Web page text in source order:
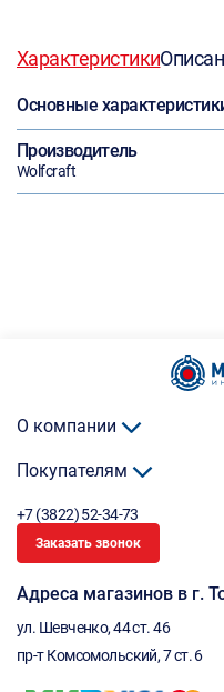
Характеристики
Основные
Производитель
Wolfcraft
О компании
Покупателям
+7 (3822) 52-34-73
Заказать звонок
Адреса магазинов в г.
ул. Шевченко, 44 ст. 46
пр-т Комсомольский, 7 ст. 6